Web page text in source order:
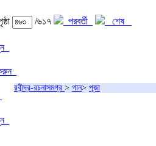
/৬১৭ পরবর্তী
শেষ
রবীন্দ্র-রচনাসমগ্র > গান> পূজা